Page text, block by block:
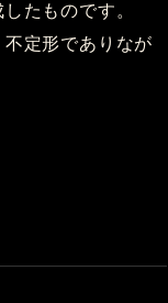
たものです。
定形でありなが